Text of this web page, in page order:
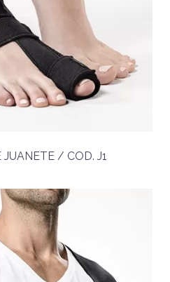
/ COD. J1